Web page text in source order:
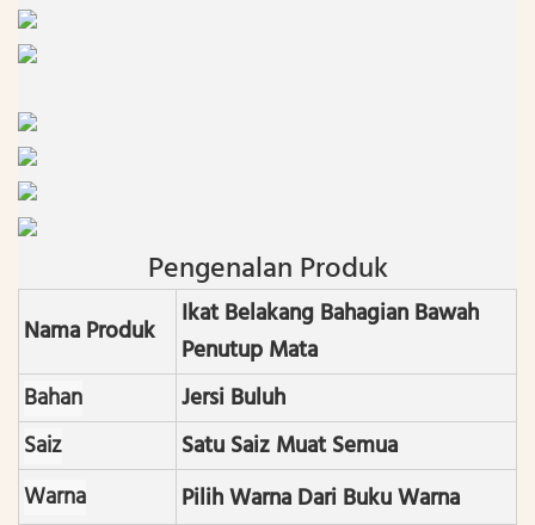
Pengenalan Produk
Nama Produk
Ikat Belakang Bahagian Bawah
Penutup Mata
Bahan
Jersi Buluh
Saiz
Satu Saiz Muat Semua
Warna
Pilih Warna Dari Buku Warna